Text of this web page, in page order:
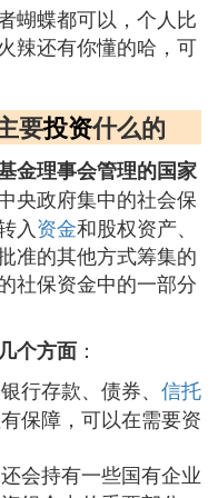
蝴蝶都可以，个人比
辣还有你懂的哈，可
要投资什么的
金理事会管理的国家
央政府集中的社会保
入资金和股权资产、
准的其他方式筹集的
社保资金中的一部分
个方面 ：
行存款、债券、 信托
保障，可以在需要资
会持有一些国有企业